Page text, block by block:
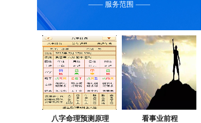
—— 服务范围 ——
八字命理预测原理 看事业前程